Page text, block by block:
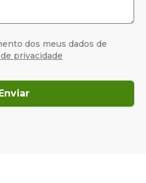
dos meus dados de
privacidade
Enviar